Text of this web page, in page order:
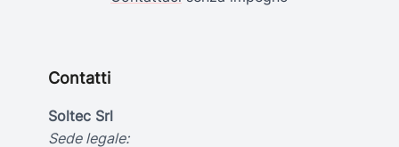
Contatti
Soltec Srl
Sede legale: